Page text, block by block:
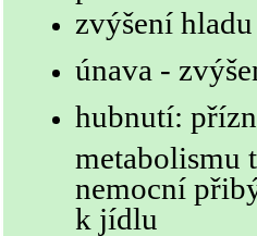
zvýšení
únava -
hubnutí:
metabolismu
nemocní
k jídlu